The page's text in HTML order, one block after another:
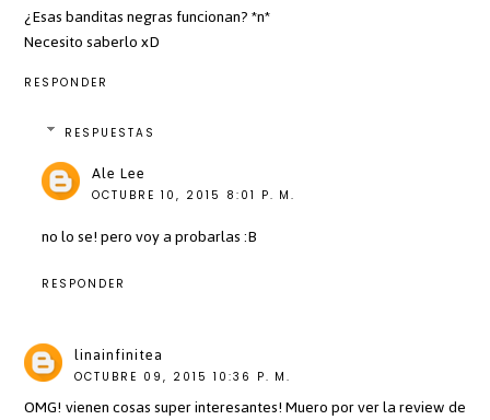
¿Esas banditas negras funcionan? *n*
Necesito saberlo xD
RESPONDER
RESPUESTAS
Ale Lee
OCTUBRE 10, 2015 8:01 P. M.
no lo se! pero voy a probarlas :B
RESPONDER
linainfinitea
OCTUBRE 09, 2015 10:36 P. M.
OMG! vienen cosas super interesantes! Muero por ver la review de